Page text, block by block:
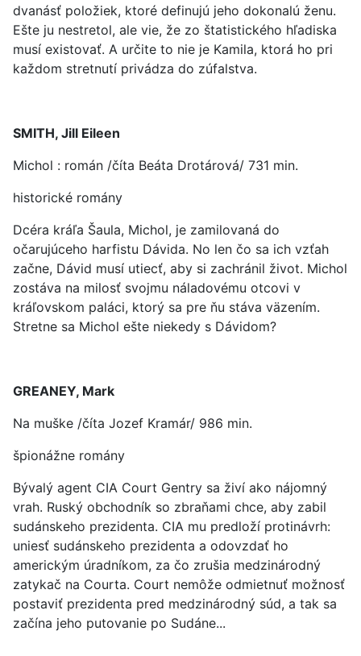
dvanásť položiek, ktoré definujú jeho dokonalú ženu.
Ešte ju nestretol, ale vie, že zo štatistického hľadiska
musí existovať. A určite to nie je Kamila, ktorá ho pri
každom stretnutí privádza do zúfalstva.
SMITH, Jill Eileen
Michol : román /číta Beáta Drotárová/ 731 min.
historické romány
Dcéra kráľa Šaula, Michol, je zamilovaná do
očarujúceho harfistu Dávida. No len čo sa ich vzťah
začne, Dávid musí utiecť, aby si zachránil život. Michol
zostáva na milosť svojmu náladovému otcovi v
kráľovskom paláci, ktorý sa pre ňu stáva väzením.
Stretne sa Michol ešte niekedy s Dávidom?
GREANEY, Mark
Na muške /číta Jozef Kramár/ 986 min.
špionážne romány
Bývalý agent CIA Court Gentry sa živí ako nájomný
vrah. Ruský obchodník so zbraňami chce, aby zabil
sudánskeho prezidenta. CIA mu predloží protinávrh:
uniesť sudánskeho prezidenta a odovzdať ho
americkým úradníkom, za čo zrušia medzinárodný
zatykač na Courta. Court nemôže odmietnuť možnosť
postaviť prezidenta pred medzinárodný súd, a tak sa
začína jeho putovanie po Sudáne...